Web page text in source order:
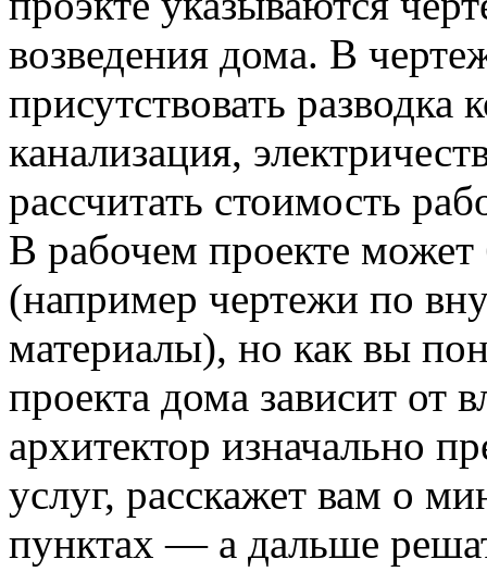
возведения дома. В
присутствовать
канализация,
рассчитать стоимость
В рабочем проекте
(например чертежи по
материалы), но как вы
проекта дома зависит от
архитектор изначально
услуг, расскажет вам о
пунктах — а дальше